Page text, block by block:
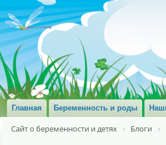
Главная Беременность и роды
Сайт о беременности и детях Блоги